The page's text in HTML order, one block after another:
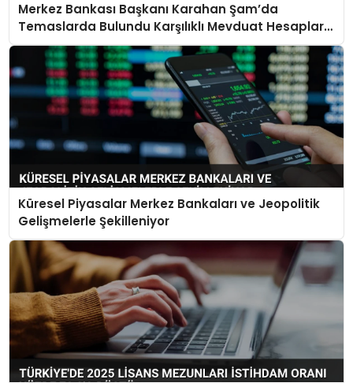
Merkez Bankası Başkanı Karahan Şam’da
Temaslarda Bulundu Karşılıklı Mevduat Hesapları
Açılacak
Küresel Piyasalar Merkez Bankaları ve Jeopolitik
Gelişmelerle Şekilleniyor